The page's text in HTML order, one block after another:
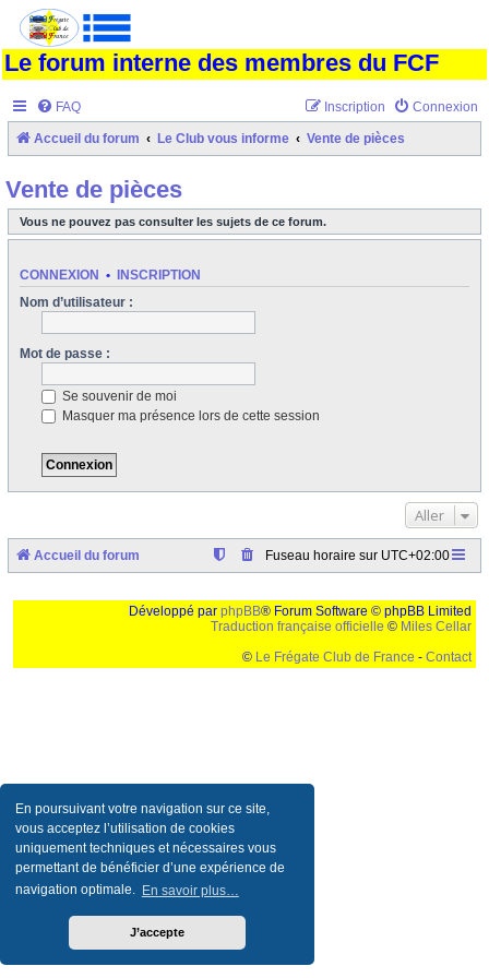
En poursuivant votre navigation sur ce site,
vous acceptez l’utilisation de cookies
uniquement techniques et nécessaires vous
permettant de bénéficier d’une expérience de
navigation optimale. En savoir plus…
J’accepte
Le forum interne des membres du FCF
FAQ Connexion
Inscription
Accueil du forum Le Club vous informe Vente de pièces
Vente de pièces
Vous ne pouvez pas consulter les sujets de ce forum.
CONNEXION • INSCRIPTION
Nom d’utilisateur :
Mot de passe :
Se souvenir de moi
Masquer ma présence lors de cette session
Aller
Accueil du forum Fuseau horaire sur UTC+02:00
Développé par phpBB® Forum Software © phpBB Limited
Traduction française officielle © Miles Cellar
© Le Frégate Club de France - Contact